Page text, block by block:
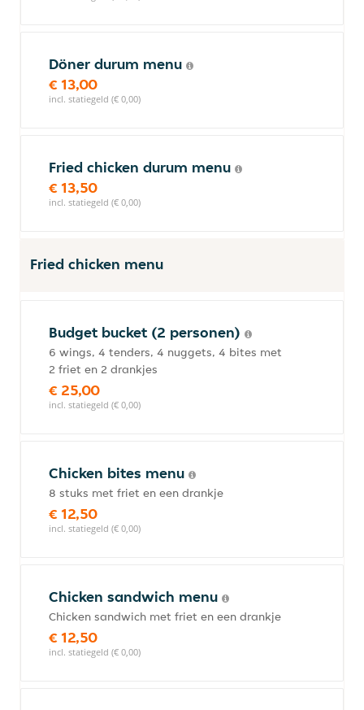
Döner durum menu
€ 13,00
incl. statiegeld (€ 0,00)
Fried chicken durum menu
€ 13,50
incl. statiegeld (€ 0,00)
Fried chicken menu
Budget bucket (2 personen)
6 wings, 4 tenders, 4 nuggets, 4 bites met
2 friet en 2 drankjes
€ 25,00
incl. statiegeld (€ 0,00)
Chicken bites menu
8 stuks met friet en een drankje
€ 12,50
incl. statiegeld (€ 0,00)
Chicken sandwich menu
Chicken sandwich met friet en een drankje
€ 12,50
incl. statiegeld (€ 0,00)